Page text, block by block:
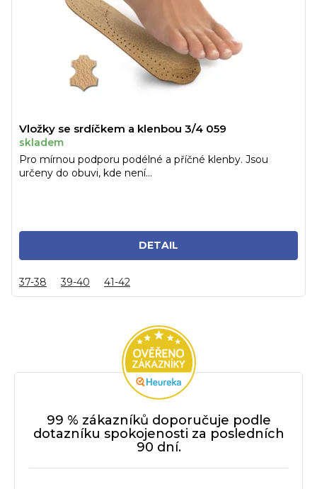
Vložky se srdíčkem a klenbou 3/4 059
skladem
DETAIL
Pro mírnou podporu podélné a příčné klenby. Jsou
určeny do obuvi, kde není...
37-38 39-40 41-42
99 % zákazníků doporučuje podle
dotazníku spokojenosti za posledních
90 dní.